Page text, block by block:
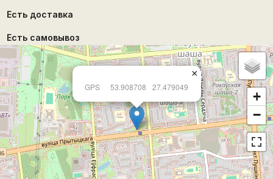
Есть доставка
Есть самовывоз
GPS 53.908708 27.479049
×
+
−